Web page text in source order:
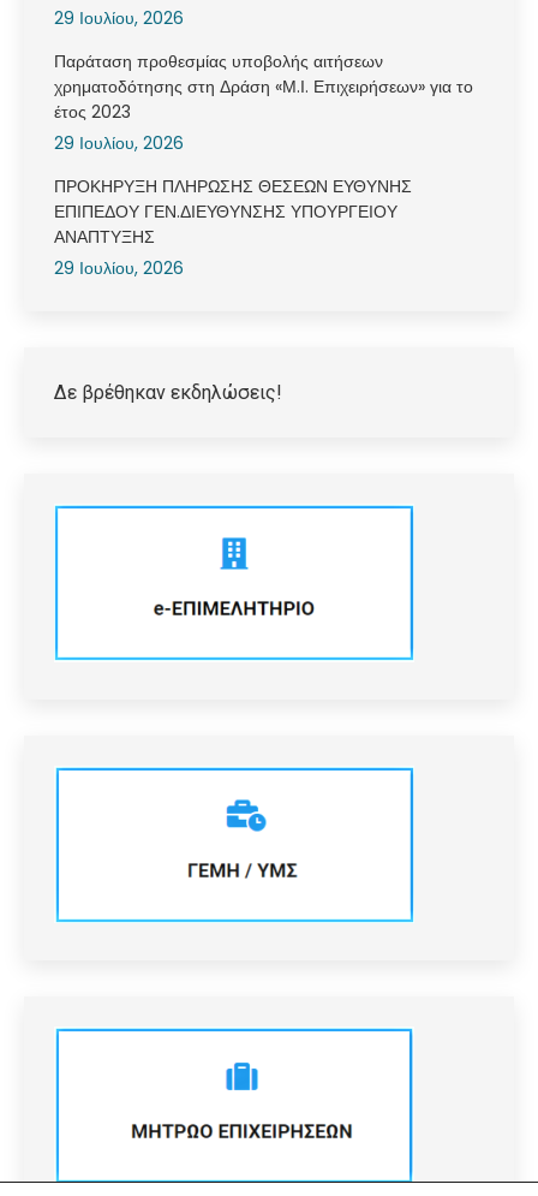
29 Ιουλίου, 2026
Παράταση προθεσμίας υποβολής αιτήσεων
χρηματοδότησης στη Δράση «Μ.Ι. Επιχειρήσεων» για το
έτος 2023
29 Ιουλίου, 2026
ΠΡΟΚΗΡΥΞΗ ΠΛΗΡΩΣΗΣ ΘΕΣΕΩΝ ΕΥΘΥΝΗΣ
ΕΠΙΠΕΔΟΥ ΓΕΝ.ΔΙΕΥΘΥΝΣΗΣ ΥΠΟΥΡΓΕΙΟΥ
ΑΝΑΠΤΥΞΗΣ
29 Ιουλίου, 2026
Δε βρέθηκαν εκδηλώσεις!